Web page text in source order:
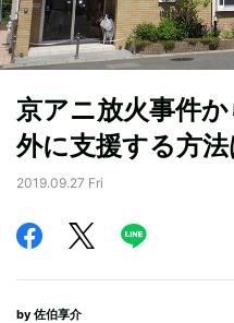
京アニ放火事件
外に支援する方
2019.09.27 Fri
by 佐伯享介